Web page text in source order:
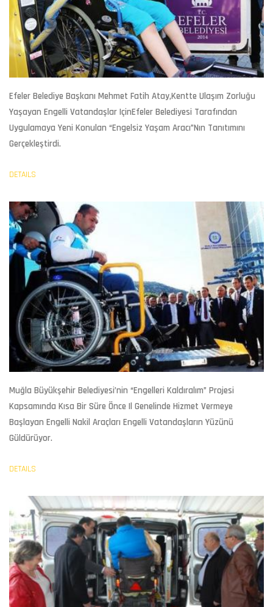
Efeler Belediye Başkanı Mehmet Fatih Atay,kentte Ulaşım Zorluğu
Yaşayan Engelli Vatandaşlar IçinEfeler Belediyesi Tarafından
Uygulamaya Yeni Konulan “Engelsiz Yaşam Aracı”nın Tanıtımını
Gerçekleştirdi.
DETAILS
Muğla Büyükşehir Belediyesi’nin “Engelleri Kaldıralım” Projesi
Kapsamında Kısa Bir Süre Önce Il Genelinde Hizmet Vermeye
Başlayan Engelli Nakil Araçları Engelli Vatandaşların Yüzünü
Güldürüyor.
DETAILS